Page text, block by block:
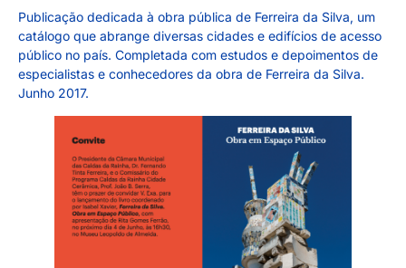
Publicação dedicada à obra pública de Ferreira da Silva, um
catálogo que abrange diversas cidades e edifícios de acesso
público no país. Completada com estudos e depoimentos de
especialistas e conhecedores da obra de Ferreira da Silva.
Junho 2017.